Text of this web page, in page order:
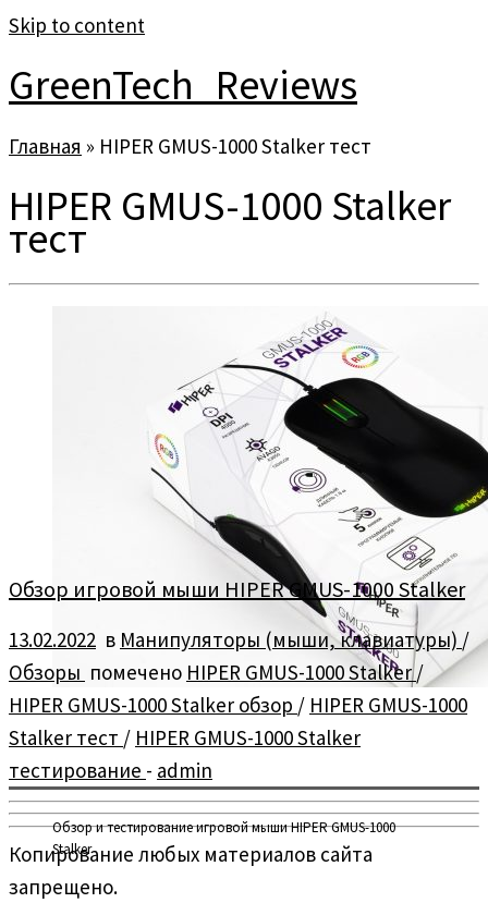
Skip to content
GreenTech_Reviews
Главная » HIPER GMUS-1000 Stalker тест
HIPER GMUS-1000 Stalker
тест
Обзор и тестирование игровой мыши HIPER GMUS-1000
Stalker
Обзор игровой мыши HIPER GMUS-1000 Stalker
13.02.2022 в Манипуляторы (мыши, клавиатуры) /
Обзоры помечено HIPER GMUS-1000 Stalker/
HIPER GMUS-1000 Stalker обзор / HIPER GMUS-1000
Stalker тест / HIPER GMUS-1000 Stalker
тестирование - admin
Копирование любых материалов сайта
запрещено.